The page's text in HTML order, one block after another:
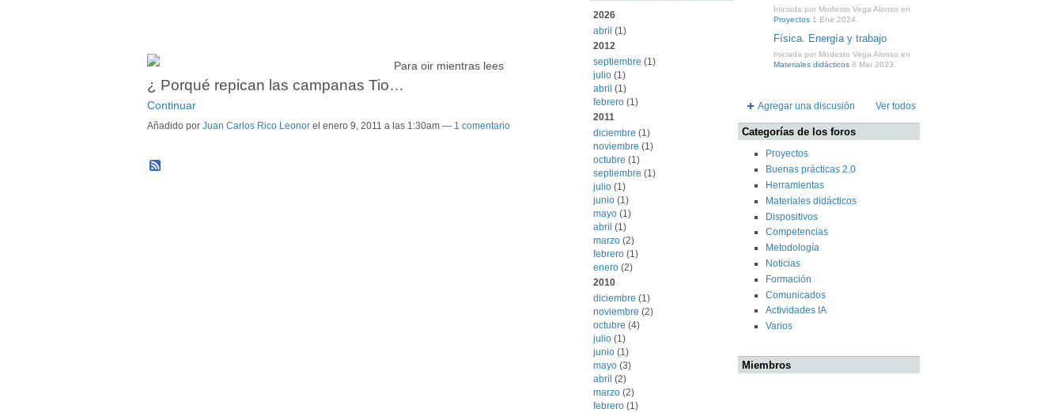
Para oir mientras lees
¿ Porqué repican las campanas Tio…
Continuar
Añadido por Juan Carlos Rico Leonor el enero 9, 2011 a las 1:30am — 1 comentario
2026
abril (1)
2012
septiembre (1)
julio (1)
abril (1)
febrero (1)
2011
diciembre (1)
noviembre (1)
octubre (1)
septiembre (1)
julio (1)
junio (1)
mayo (1)
abril (1)
marzo (2)
febrero (1)
enero (2)
2010
diciembre (1)
noviembre (2)
octubre (4)
julio (1)
junio (1)
mayo (3)
abril (2)
marzo (2)
febrero (1)
Iniciada por Modesto Vega Alonso en
Proyectos 1 Ene 2024.
Física. Energía y trabajo
Iniciada por Modesto Vega Alonso en
Materiales didácticos 8 Mar 2023.
Agregar una discusión Ver todos
Categorías de los foros
Proyectos
Buenas prácticas 2.0
Herramientas
Materiales didácticos
Dispositivos
Competencias
Metodología
Noticias
Formación
Comunicados
Actividades IA
Varios
Miembros